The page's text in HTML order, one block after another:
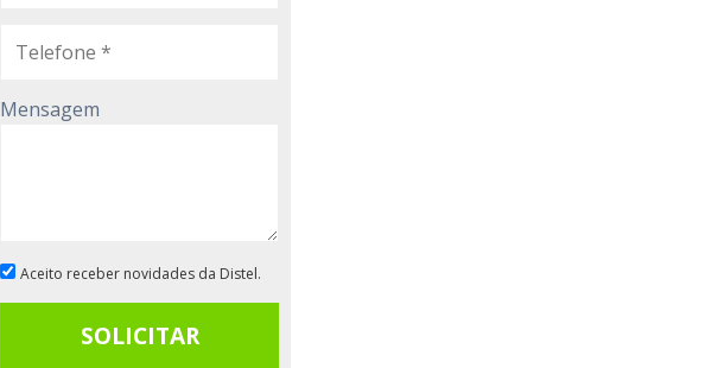
Mensagem
Aceito receber novidades da Distel.
SOLICITAR